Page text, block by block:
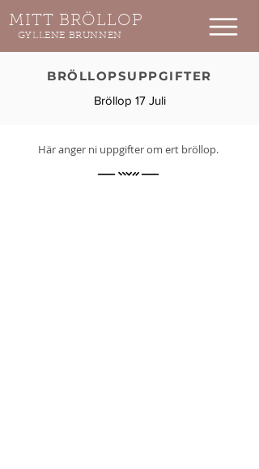
MITT BRÖLLOP
GYLLENE BRUNNEN
BRÖLLOPSUPPGIFTER
Bröllop 17 Juli
Här anger ni uppgifter om ert bröllop.